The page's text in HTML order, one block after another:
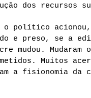
dos recursos
o político
e preso, se a
mudou.
Muitos
a fisionomia